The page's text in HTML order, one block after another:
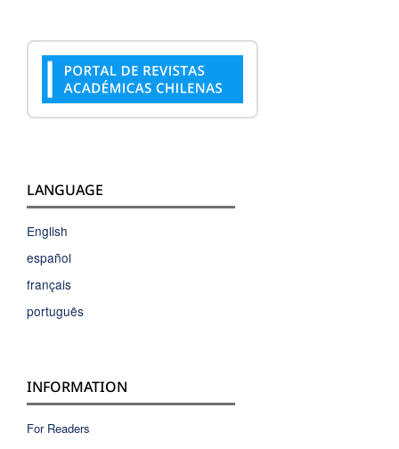
LANGUAGE
English
español
français
português
INFORMATION
For Readers